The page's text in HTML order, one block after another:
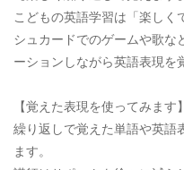
こどもの英語学習は「楽しく
シュカードでのゲームや歌な
ーションしながら英語表現を
【覚えた表現を使ってみます】
繰り返しで覚えた単語や英語
ます。